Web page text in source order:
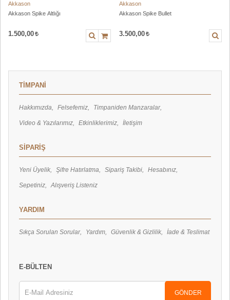
Akkason
Akkason Spike Altlığı
1.500,00
Akkason
Akkason Spike Bullet
3.500,00
TİMPANİ
Hakkımızda Felsefemiz Timpaniden Manzaralar
Video & Yazılarımız Etkinliklerimiz İletişim
SİPARİŞ
Yeni Üyelik Şifre Hatırlatma Sipariş Takibi Hesabınız
Sepetiniz Alışveriş Listeniz
YARDIM
Sıkça Sorulan Sorular Yardım Güvenlik & Gizlilik İade & Teslimat
E-BÜLTEN
GÖNDER